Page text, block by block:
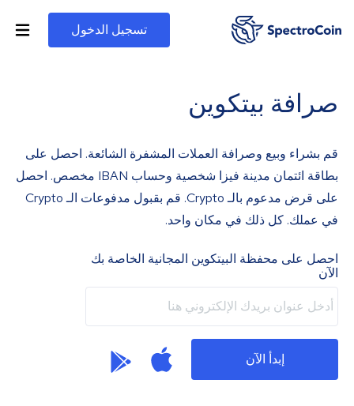
تسجيل الدخول
صرافة بيتكوين
قم بشراء وبيع وصرافة العملات المشفرة الشائعة. احصل على
بطاقة ائتمان مدينة فيزا شخصية وحساب IBAN مخصص. احصل
على قرض مدعوم بالـ Crypto. قم بقبول مدفوعات الـ Crypto
في عملك. كل ذلك في مكان واحد.
احصل على محفظة البيتكوين المجانية الخاصة بك
الآن
إبدأ الآن